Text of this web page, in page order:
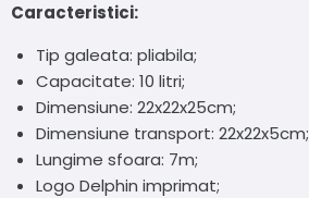
Caracteristici:
Tip galeata: pliabila;
Capacitate: 10 litri;
Dimensiune: 22x22x25cm;
Dimensiune transport: 22x22x5cm;
Lungime sfoara: 7m;
Logo Delphin imprimat;